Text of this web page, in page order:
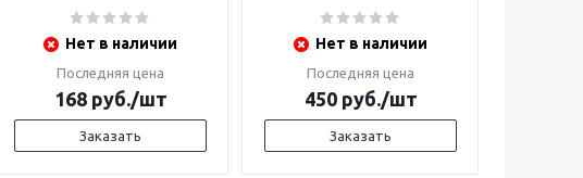
Нет в наличии
Последняя цена
168руб./шт
Заказать
Нет в наличии
Последняя цена
450руб./шт
Заказать